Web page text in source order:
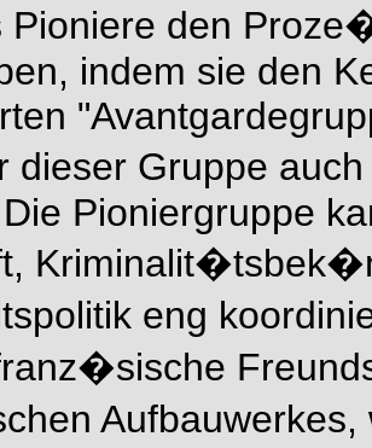
Pioniere den
indem sie den
dieser Gruppe
Pioniergruppe
eng
Aufbauwerkes,